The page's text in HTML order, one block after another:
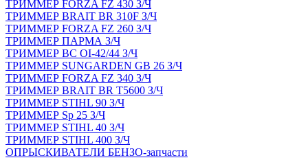
ТРИММЕР FORZA FZ 430 З/Ч
ТРИММЕР BRAIT BR 310F З/Ч
ТРИММЕР FORZA FZ 260 З/Ч
ТРИММЕР ПАРМА З/Ч
ТРИММЕР BC OI-42/44 З/Ч
ТРИММЕР SUNGARDEN GB 26 З/Ч
ТРИММЕР FORZA FZ 340 З/Ч
ТРИММЕР BRAIT BR Т5600 З/Ч
ТРИММЕР STIHL 90 З/Ч
ТРИММЕР Sp 25 З/Ч
ТРИММЕР STIHL 40 З/Ч
ТРИММЕР STIHL 400 З/Ч
ОПРЫСКИВАТЕЛИ БЕНЗО-запчасти